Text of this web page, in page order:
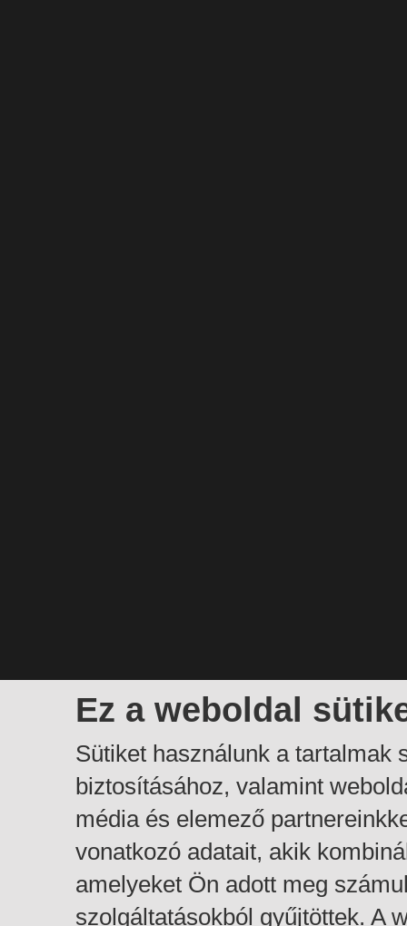
Ez a weboldal
Sütiket használunk a tartalmak
biztosításához, valamint
média és elemező
vonatkozó adatait, akik
amelyeket Ön adott meg
szolgáltatásokból gyűjtöttek. A